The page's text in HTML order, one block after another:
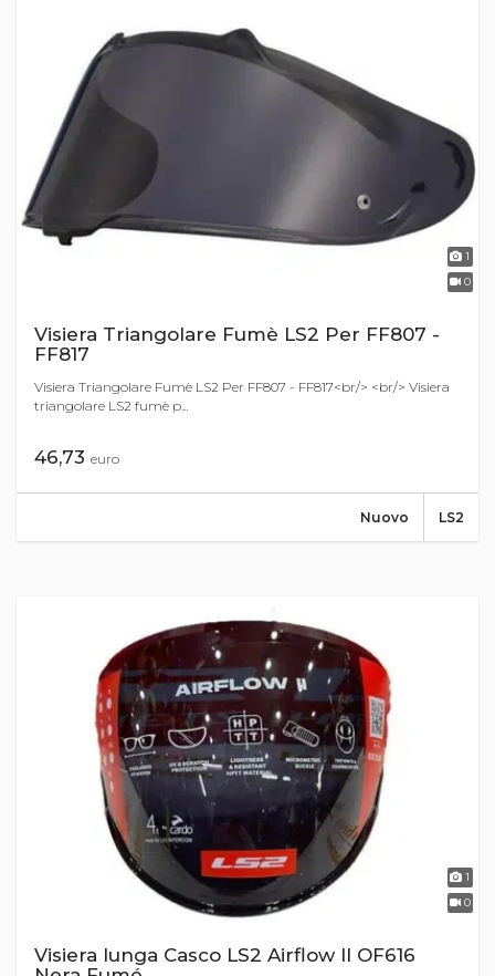
1
0
Visiera Triangolare Fumè LS2 Per FF807 -
FF817
Visiera Triangolare Fumè LS2 Per FF807 - FF817<br/> <br/> Visiera
triangolare LS2 fumè p...
46,73 euro
LS2
Nuovo
1
0
Visiera lunga Casco LS2 Airflow II OF616